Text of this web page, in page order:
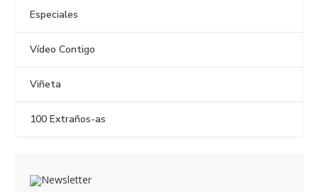
Especiales
Vídeo Contigo
Viñeta
100 Extraños-as